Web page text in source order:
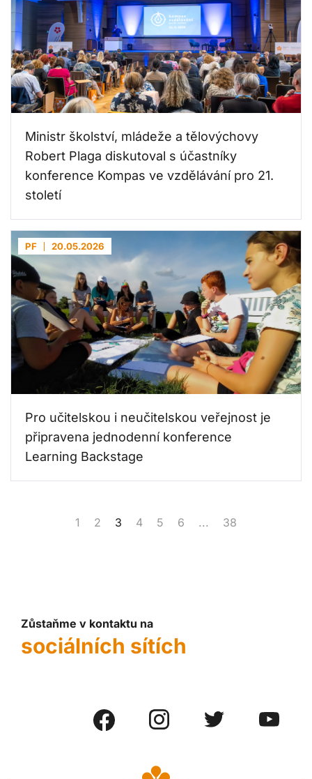
Ministr školství, mládeže a tělovýchovy
Robert Plaga diskutoval s účastníky
konference Kompas ve vzdělávání pro 21.
století
PF 20.05.2026
Pro učitelskou i neučitelskou veřejnost je
připravena jednodenní konference
Learning Backstage
1 2 3 4 5 6 ... 38
Zůstaňme v kontaktu na
sociálních sítích